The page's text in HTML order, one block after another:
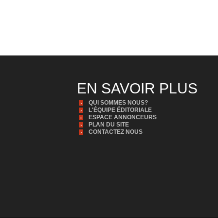
EN SAVOIR PLUS
QUI SOMMES NOUS?
L'ÉQUIPE ÉDITORIALE
ESPACE ANNONCEURS
PLAN DU SITE
CONTACTEZ NOUS